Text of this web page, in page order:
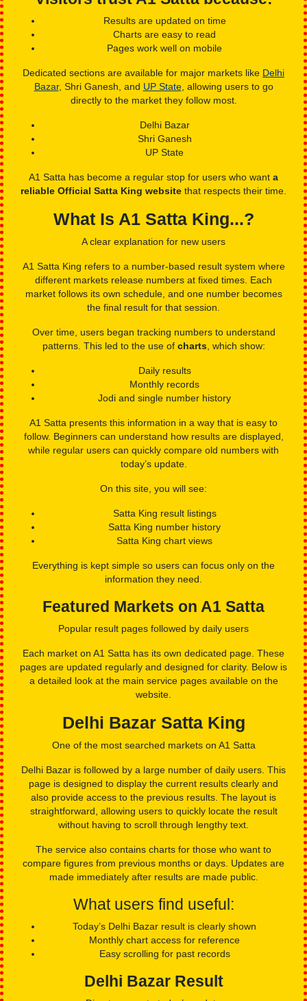
Many websites show results, but not all of them focus on
speed, layout, and ease of use. A1 Satta is built to load fast
even on slow mobile networks. Numbers are shown in large
fonts, charts are placed neatly, and older results are easy to
Visitors trust A1 Satta because:
Charts are easy to read
Pages work well on mobile
Bazar, Shri Ganesh, andUP State, allowing users to go
directly to the market they follow most.
Delhi Bazar
UP State
A1 Satta has become a regular stop for users who wanta
reliable Official Satta King websitethat respects their time.
What Is A1 Satta King...?
A clear explanation for new users
different markets release numbers at fixed times. Each
market follows its own schedule, and one number becomes
the final result for that session.
Over time, users began tracking numbers to understand
patterns. This led to the use ofcharts, which show:
Daily results
Jodi and single number history
A1 Satta presents this information in a way that is easy to
follow. Beginners can understand how results are displayed,
while regular users can quickly compare old numbers with
On this site, you will see:
Satta King result listings
Satta King chart views
Everything is kept simple so users can focus only on the
information they need.
Featured Markets on A1 Satta
Popular result pages followed by daily users
Each market on A1 Satta has its own dedicated page. These
a detailed look at the main service pages available on the
website.
Delhi Bazar Satta King
Delhi Bazar is followed by a large number of daily users. This
page is designed to display the current results clearly and
straightforward, allowing users to quickly locate the result
The service also contains charts for those who want to
compare figures from previous months or days. Updates are